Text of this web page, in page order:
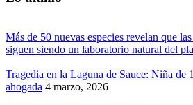
Más de 50 nuevas especies revelan que
siguen siendo un laboratorio natural del
Tragedia en la Laguna de Sauce: Niña de
ahogada 4 marzo, 2026